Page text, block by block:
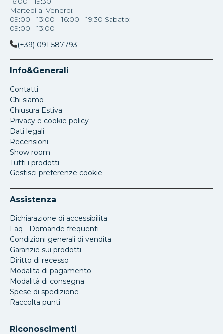
Martedì al Venerdi:
09:00 - 13:00 | 16:00 - 19:30 Sabato:
09:00 - 13:00
(+39) 091 587793
Info&Generali
Contatti
Chi siamo
Chiusura Estiva
Privacy e cookie policy
Dati legali
Recensioni
Show room
Tutti i prodotti
Gestisci preferenze cookie
Assistenza
Dichiarazione di accessibilita
Faq - Domande frequenti
Condizioni generali di vendita
Garanzie sui prodotti
Diritto di recesso
Modalita di pagamento
Modalità di consegna
Spese di spedizione
Raccolta punti
Riconoscimenti